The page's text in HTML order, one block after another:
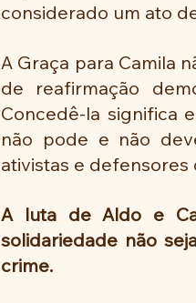
considerado um ato
A Graça para Camila
de reafirmação
Concedê-la significa
não pode e não
ativistas e defensores
A luta de Aldo e
solidariedade não
crime.